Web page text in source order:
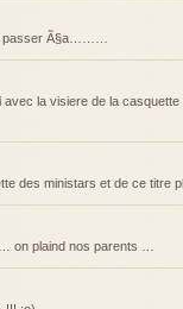
passer Ã§a………
la visiere de la
des ministars et de ce titre
on plaind nos parents …